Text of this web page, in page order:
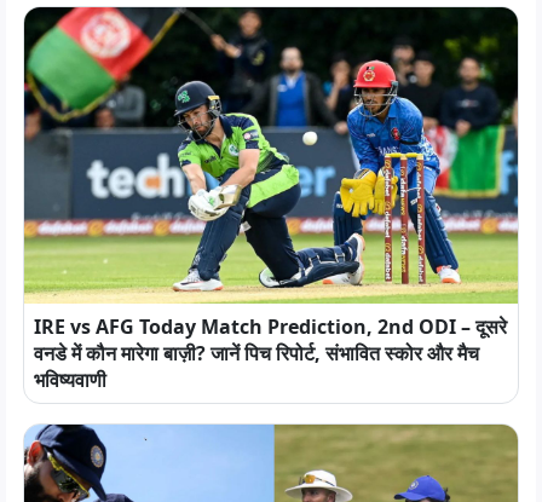
IRE vs AFG Today Match Prediction, 2nd ODI – दूसरे
वनडे में कौन मारेगा बाज़ी? जानें पिच रिपोर्ट, संभावित स्कोर और मैच
भविष्यवाणी